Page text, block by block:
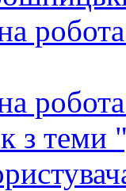
з теми